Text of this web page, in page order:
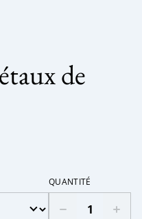
de
QUANTITÉ